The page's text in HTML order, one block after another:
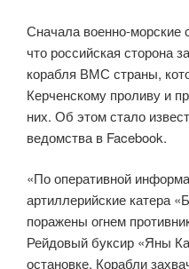
Сначала военно-
что российская сторона
корабля ВМС страны,
Керченскому проливу и
них. Об этом стало
ведомства в Facebook.
«По оперативной
артиллерийские катера
поражены огнем
Рейдовый буксир «Яны
остановке. Корабли